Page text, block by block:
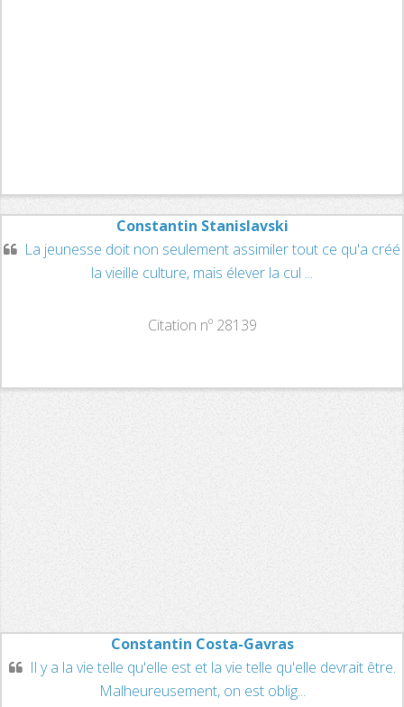
Constantin Stanislavski
La jeunesse doit non seulement assimiler tout ce qu'a créé
la vieille culture, mais élever la cul ...
Citation nº 28139
Constantin Costa-Gavras
Il y a la vie telle qu'elle est et la vie telle qu'elle devrait être.
Malheureusement, on est oblig...